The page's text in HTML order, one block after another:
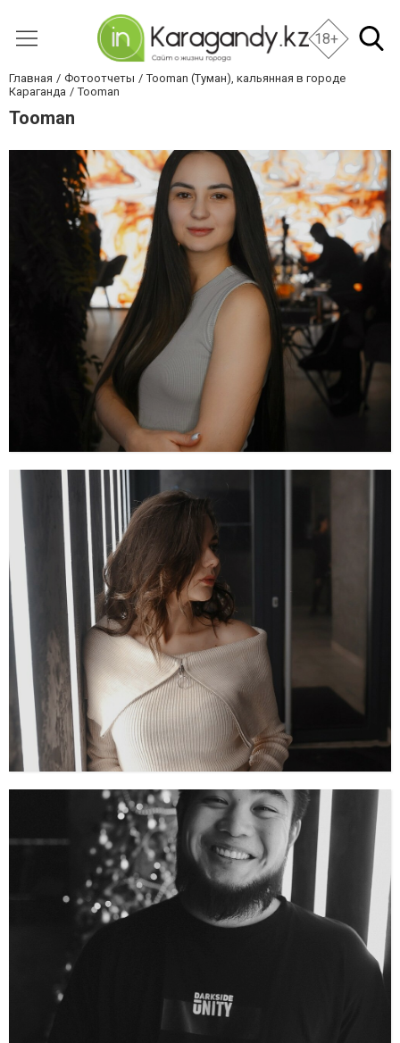
18+
Главная Фотоотчеты
Tooman (Туман), кальянная в городе
Караганда
Tooman
Tooman